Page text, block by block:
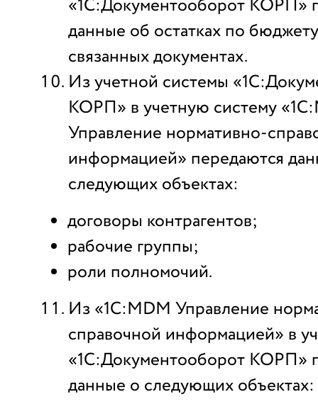
«1С:Документооборот КОРП»
данные об остатках по
связанных документах.
Из учетной системы
КОРП» в учетную систему
Управление нормативно-
информацией» передаются
следующих объектах:
договоры контрагентов;
рабочие группы;
роли полномочий.
Из «1С:MDM Управление
справочной информацией» в
«1С:Документооборот КОРП»
данные о следующих объектах: